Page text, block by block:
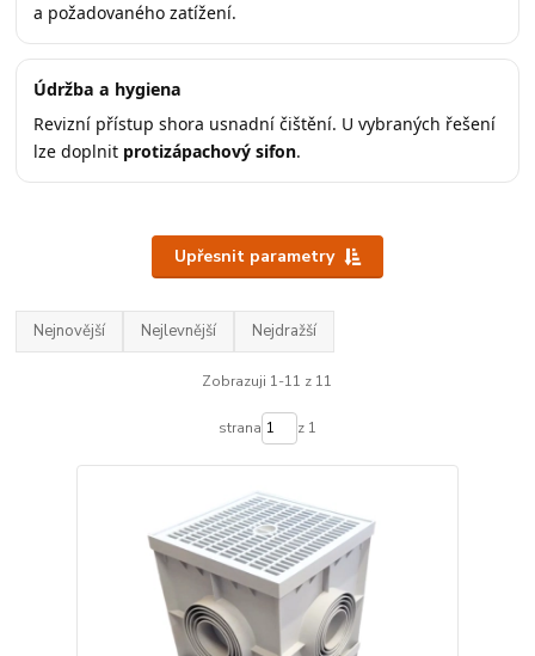
a požadovaného zatížení.
Údržba a hygiena
Revizní přístup shora usnadní čištění. U vybraných řešení
lze doplnit protizápachový sifon.
Upřesnit parametry
Nejnovější Nejlevnější Nejdražší
Zobrazuji 1-11 z 11
strana z 1